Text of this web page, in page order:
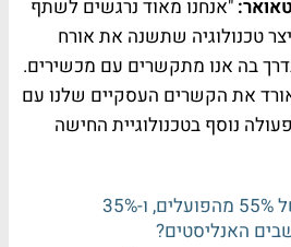
"אנחנו מאוד נרגשים לשתף
טכנולוגיה שתשנה את אורח
בה אנו מתקשרים עם מכשירים.
את הקשרים העסקיים שלנו עם
נוסף בטכנולוגיית החישה
טאואר עם אפסייד של 55% מהפועלים, ו-35%
האנליסטים?